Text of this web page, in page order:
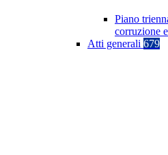
Piano
corruzione
Atti generali 679